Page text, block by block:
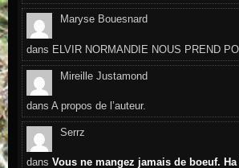
Maryse Bouesnard
dans ELVIR NORMANDIE NOUS PREND
Mireille Justamond
dansA propos de l’auteur.
Serrz
dansVous ne mangez jamais de boeuf.